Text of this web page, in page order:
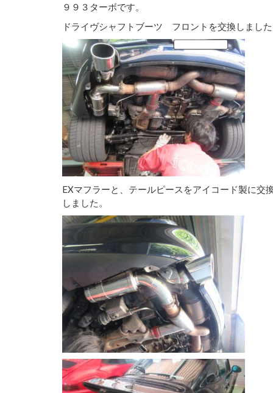
９９３ターボです。
ドライヴシャフトブーツ フロントを交換しまし
EXマフラーと、テールピースをアイコード製に交
しました。